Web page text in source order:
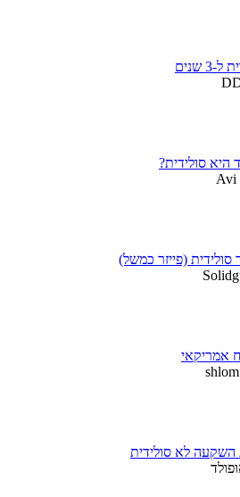
שנים
סולידית?
(פייזר כמשל)
אמריקאי
השקעה לא סולידית